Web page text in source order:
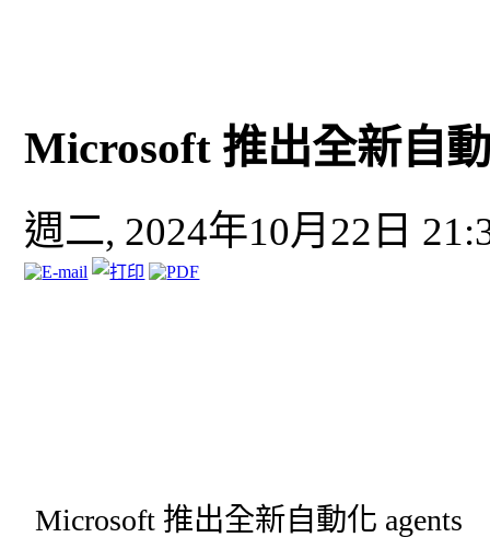
Microsoft 推出全新自
週二, 2024年10月22日
Microsoft 推出全新自動化